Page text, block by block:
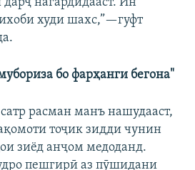
худи шахс,”—гуфт
бо фарҳанги бегона"
расман манъ нашудааст,
тоҷик зидди чунин
зиёд анҷом медоданд.
пешгирӣ аз пӯшидани